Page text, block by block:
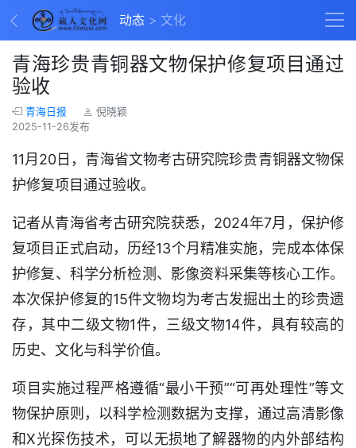
动态 文化
青海珍贵青铜器文物保护修复项目通过
验收
青海日报
倪晓颖
2025-11-26发布
11月20日，青海省文物考古研究院珍贵青铜器文物保
护修复项目通过验收。
记者从青海省考古研究院获悉，2024年7月，保护修
复项目正式启动，历经13个月精准实施，完成本体保
护修复、科学分析检测、影像资料采集等核心工作。
本次保护修复的15件文物均为考古发掘出土的珍贵遗
存，其中二级文物1件，三级文物14件，具有较高的
历史、文化与科学价值。
项目实施过程严格遵循“最小干预”“可再处理性”等文
物保护原则，以科学检测数据为支撑，通过高清影像
和X光探伤技术，可以无损地了解器物的内外部结构